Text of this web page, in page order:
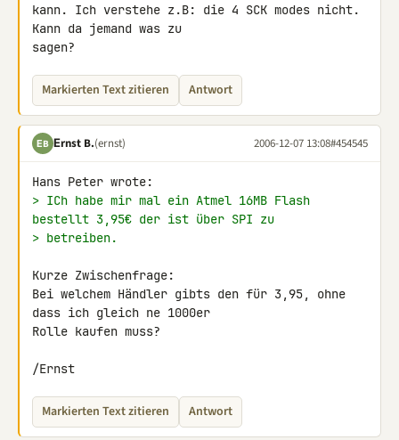
kann. Ich verstehe z.B: die 4 SCK modes nicht.
Kann da jemand was zu
sagen?
Markierten Text zitieren Antwort
ΕB Εrnst B.(ernst) 2006-12-07 13:08#454545
> ICh habe mir mal ein Atmel 16MB Flash
bestellt 3,95€ der ist über SPI zu
> betreiben.
Kurze Zwischenfrage:
Bei welchem Händler gibts den für 3,95, ohne
dass ich gleich ne 1000er
Rolle kaufen muss?
/Ernst
Markierten Text zitieren Antwort